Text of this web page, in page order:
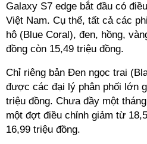
Galaxy S7 edge bắt đầu có
Việt Nam. Cụ thể, tất cả các
hô (Blue Coral), đen, hồng,
đồng còn 15,49 triệu đồng.
Chỉ riêng bản Đen ngọc trai
được các đại lý phân phối lớn
triệu đồng. Chưa đầy một
một đợt điều chỉnh giảm từ
16,99 triệu đồng.